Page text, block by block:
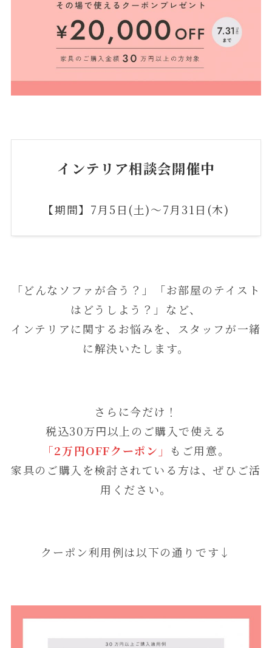
インテリア相談会開催中
【期間】7月5日(土)～7月31日(木)
「どんなソファが合う？」「お部屋のテイスト
はどうしよう？」など、
インテリアに関するお悩みを、スタッフが一緒
に解決いたします。
さらに今だけ！
税込30万円以上のご購入で使える
「2万円OFFクーポン」
もご用意。
家具のご購入を検討されている方は、ぜひご活
用ください。
クーポン利用例は以下の通りです↓